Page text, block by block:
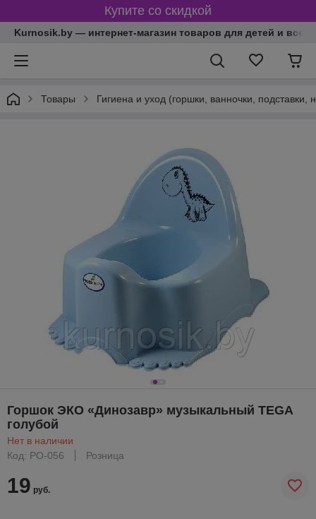
Купите со скидкой
Kurnosik.by — интернет-магазин товаров для детей и всей
Товары Гигиена и уход (горшки, ванночки, подставки,
Горшок ЭКО «Динозавр» музыкальный TEGA
голубой
Нет в наличии
Код: PO-056
Розница
19 руб.